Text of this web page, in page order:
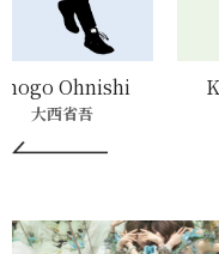
Ohnishi
大西省吾